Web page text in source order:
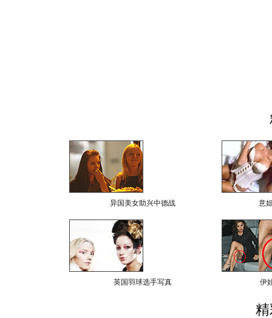
异国美女助兴中德战 意
英国羽球选手写真 伊